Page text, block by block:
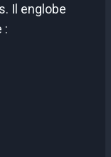
Il englobe
: